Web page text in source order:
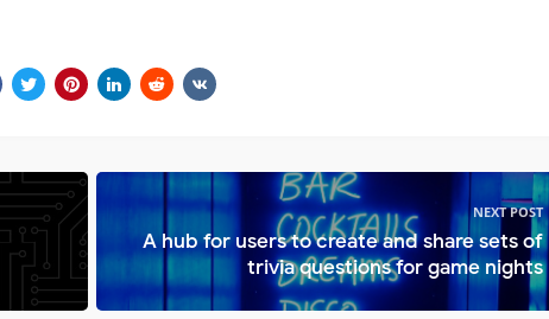
NEXT POST
A hub for users to create and share sets of
trivia questions for game nights